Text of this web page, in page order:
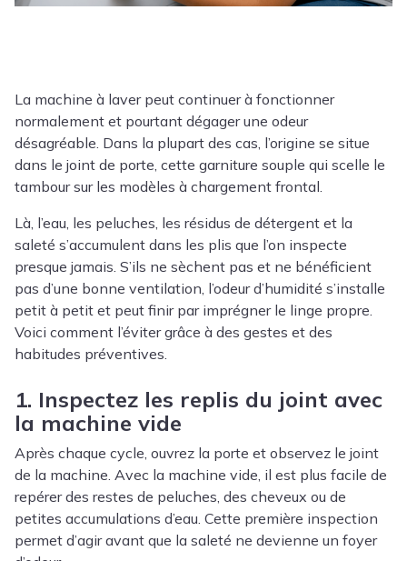
La machine à laver peut continuer à fonctionner
normalement et pourtant dégager une odeur
désagréable. Dans la plupart des cas, l’origine se situe
dans le joint de porte, cette garniture souple qui scelle le
tambour sur les modèles à chargement frontal.
Là, l’eau, les peluches, les résidus de détergent et la
saleté s’accumulent dans les plis que l’on inspecte
presque jamais. S’ils ne sèchent pas et ne bénéficient
pas d’une bonne ventilation, l’odeur d’humidité s’installe
petit à petit et peut finir par imprégner le linge propre.
Voici comment l’éviter grâce à des gestes et des
habitudes préventives.
1. Inspectez les replis du joint avec
la machine vide
Après chaque cycle, ouvrez la porte et observez le joint
de la machine. Avec la machine vide, il est plus facile de
repérer des restes de peluches, des cheveux ou de
petites accumulations d’eau. Cette première inspection
permet d’agir avant que la saleté ne devienne un foyer